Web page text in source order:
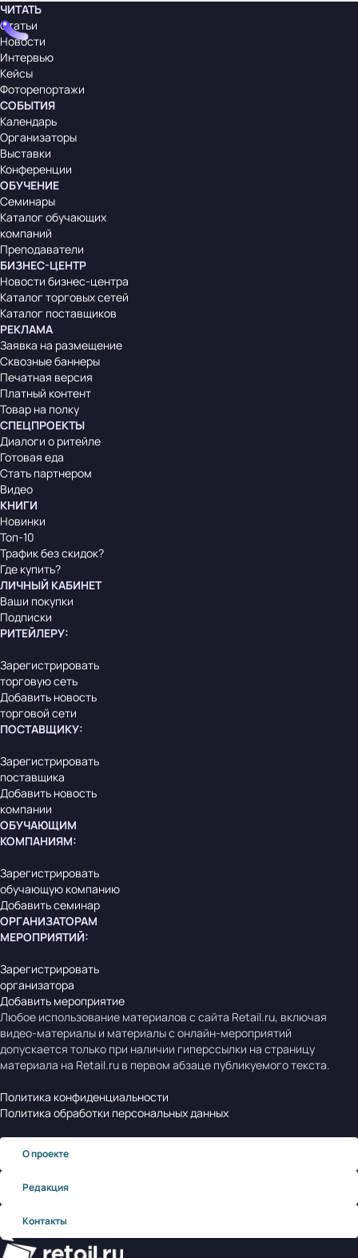
ЧИТАТЬ
Статьи
Новости
Интервью
Кейсы
Фоторепортажи
СОБЫТИЯ
Календарь
Организаторы
Выставки
Конференции
ОБУЧЕНИЕ
Семинары
Каталог обучающих
компаний
Преподаватели
БИЗНЕС-ЦЕНТР
Новости бизнес-центра
Каталог торговых сетей
Каталог поставщиков
РЕКЛАМА
Заявка на размещение
Сквозные баннеры
Печатная версия
Платный контент
Товар на полку
СПЕЦПРОЕКТЫ
Диалоги о ритейле
Готовая еда
Стать партнером
Видео
КНИГИ
Новинки
Топ-10
Трафик без скидок?
Где купить?
ЛИЧНЫЙ КАБИНЕТ
Ваши покупки
Подписки
РИТЕЙЛЕРУ:
Зарегистрировать
торговую сеть
Добавить новость
торговой сети
ПОСТАВЩИКУ:
Зарегистрировать
поставщика
Добавить новость
компании
ОБУЧАЮЩИМ
КОМПАНИЯМ:
Зарегистрировать
обучающую компанию
Добавить семинар
ОРГАНИЗАТОРАМ
МЕРОПРИЯТИЙ:
Зарегистрировать
организатора
Добавить мероприятие
Любое использование материалов с сайта Retail.ru, включая
видео-материалы и материалы с онлайн-мероприятий
допускается только при наличии гиперссылки на страницу
материала на Retail.ru в первом абзаце публикуемого текста.
Политика конфиденциальности
Политика обработки персональных данных
О проекте
Редакция
Контакты